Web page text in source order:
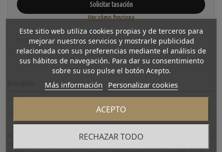
Solicitar tasación
Ver cómo funciona
La tasación está sujeta a revisión y aceptación tras recibir y verificar las piezas.
No se descuenta automáticamente del carrito.
Detalles del producto
Magnifico Rolex Oyster Perpetual Date de segunda mano en perfecto estado de marcha y
Este sitio web utiliza cookies propias y de terceros para
mejorar nuestros servicios y mostrarle publicidad
relacionada con sus preferencias mediante el análisis de
sus hábitos de navegación. Para dar su consentimiento
sobre su uso pulse el botón Acepto.
Más información Personalizar cookies
RECHAZAR TODO
ACEPTO